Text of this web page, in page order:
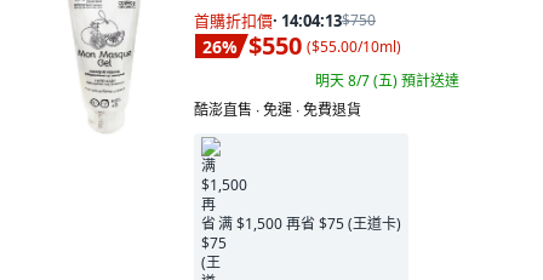
首購折扣價· 14:04:11$750
26% $550 ($55.00/10ml)
明天 8/7 (五)預計送達
酷澎直售 ∙ 免運 ∙ 免費退貨
满 $1,500 再省 $75 (王道卡)